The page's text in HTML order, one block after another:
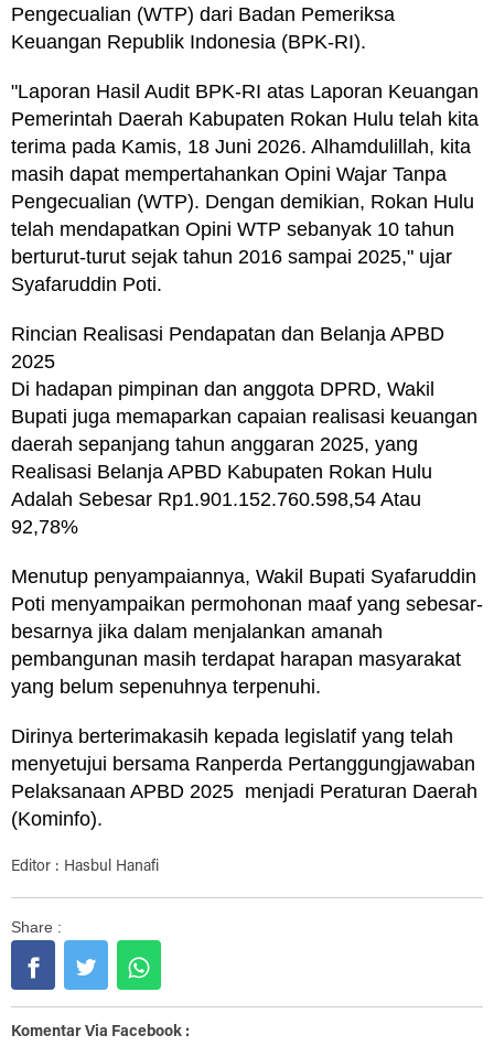
Pengecualian (WTP) dari Badan Pemeriksa
Keuangan Republik Indonesia (BPK-RI).
"Laporan Hasil Audit BPK-RI atas Laporan Keuangan
Pemerintah Daerah Kabupaten Rokan Hulu telah kita
terima pada Kamis, 18 Juni 2026. Alhamdulillah, kita
masih dapat mempertahankan Opini Wajar Tanpa
Pengecualian (WTP). Dengan demikian, Rokan Hulu
telah mendapatkan Opini WTP sebanyak 10 tahun
berturut-turut sejak tahun 2016 sampai 2025," ujar
Syafaruddin Poti.
Rincian Realisasi Pendapatan dan Belanja APBD
2025
Di hadapan pimpinan dan anggota DPRD, Wakil
Bupati juga memaparkan capaian realisasi keuangan
daerah sepanjang tahun anggaran 2025, yang
Realisasi Belanja APBD Kabupaten Rokan Hulu
Adalah Sebesar Rp1.901.152.760.598,54 Atau
92,78%
Menutup penyampaiannya, Wakil Bupati Syafaruddin
Poti menyampaikan permohonan maaf yang sebesar-
besarnya jika dalam menjalankan amanah
pembangunan masih terdapat harapan masyarakat
yang belum sepenuhnya terpenuhi.
Dirinya berterimakasih kepada legislatif yang telah
menyetujui bersama Ranperda Pertanggungjawaban
Pelaksanaan APBD 2025 menjadi Peraturan Daerah
(Kominfo).
Editor : Hasbul Hanafi
Share :
Komentar Via Facebook :